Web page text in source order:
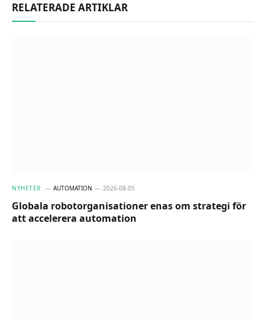
RELATERADE ARTIKLAR
NYHETER AUTOMATION 2026-08-05
Globala robotorganisationer enas om strategi för
att accelerera automation